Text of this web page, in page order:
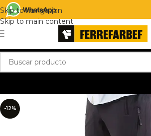
Skip to navigation
Skip to main content
-12%